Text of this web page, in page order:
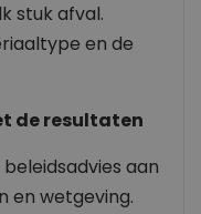
stuk afval.
en de
de resultaten
aan
en wetgeving.